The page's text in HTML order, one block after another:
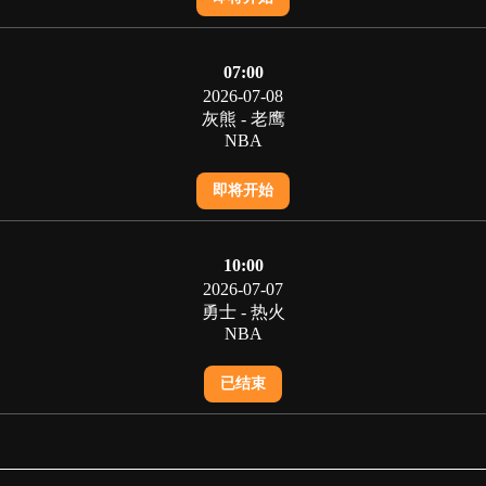
07:00
2026-07-08
灰熊 - 老鹰
NBA
即将开始
10:00
2026-07-07
勇士 - 热火
NBA
已结束